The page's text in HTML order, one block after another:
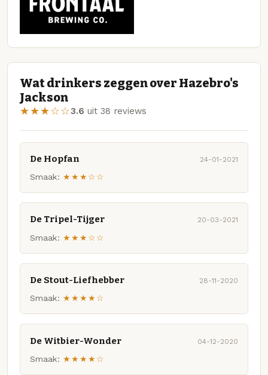
Wat drinkers zeggen over Hazebro's
Jackson
★★★☆☆3.6 uit 38 reviews
De Hopfan 24-01-2021
Smaak: ★★★☆☆
De Tripel-Tijger 20-03-2021
Smaak: ★★★☆☆
De Stout-Liefhebber 28-11-2020
Smaak: ★★★★☆
De Witbier-Wonder 04-12-2020
Smaak: ★★★★☆